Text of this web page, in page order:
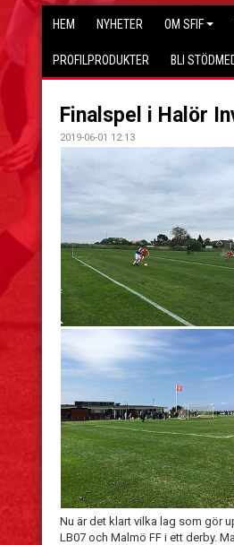
HEM NYHETER OM SFIF
PROFILPRODUKTER BLI
Finalspel i Halör
2019-06-01 12:13
Nu är det klart vilka lag som gör
LB07 och Malmö FF i ett derby.